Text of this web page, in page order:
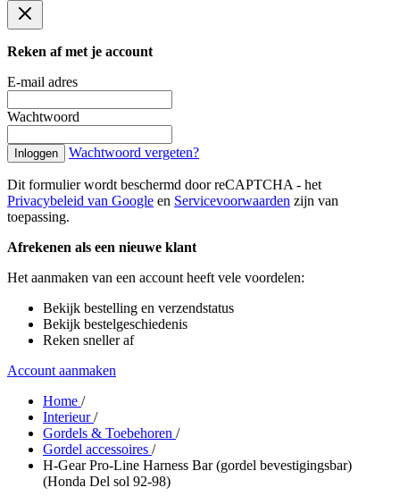
Reken af met je account
E-mail adres
Wachtwoord
Inloggen Wachtwoord vergeten?
Dit formulier wordt beschermd door reCAPTCHA - het
Privacybeleid van Google en Servicevoorwaarden zijn van
toepassing.
Afrekenen als een nieuwe klant
Het aanmaken van een account heeft vele voordelen:
Bekijk bestelling en verzendstatus
Bekijk bestelgeschiedenis
Reken sneller af
Account aanmaken
Home /
Interieur/
Gordels & Toebehoren /
Gordel accessoires /
H-Gear Pro-Line Harness Bar (gordel bevestigingsbar)
(Honda Del sol 92-98)